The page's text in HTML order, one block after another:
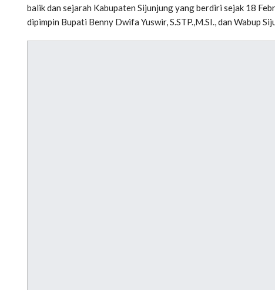
balik dan sejarah Kabupaten Sijunjung yang berdiri sejak 18
dipimpin Bupati Benny Dwifa Yuswir, S.STP.,M.SI., dan Wabup